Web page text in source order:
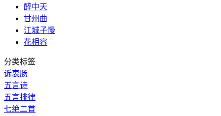
醉中天
甘州曲
江城子慢
花相容
分类标签
诉衷肠
五言诗
五言排律
七绝二首